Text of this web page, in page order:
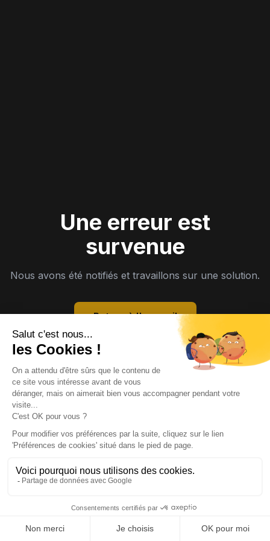
Une erreur est
survenue
Nous avons été notifiés et travaillons sur une solution.
Retour à l'accueil